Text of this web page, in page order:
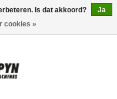
Mijn account / Registreren
Is dat akkoord?
Ja
cookies »